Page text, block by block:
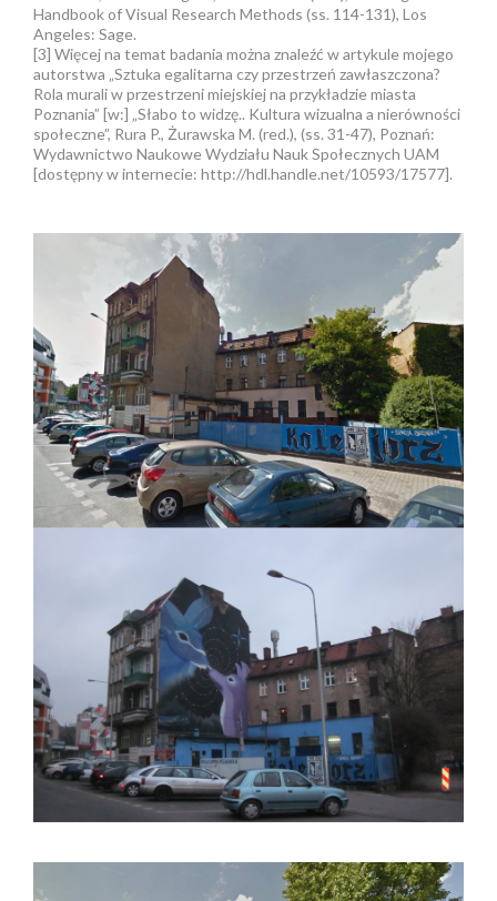
Handbook of Visual Research Methods (ss. 114-131), Los
Angeles: Sage.
[3] Więcej na temat badania można znaleźć w artykule mojego
autorstwa „Sztuka egalitarna czy przestrzeń zawłaszczona?
Rola murali w przestrzeni miejskiej na przykładzie miasta
Poznania” [w:] „Słabo to widzę.. Kultura wizualna a nierówności
społeczne”, Rura P., Żurawska M. (red.), (ss. 31-47), Poznań:
Wydawnictwo Naukowe Wydziału Nauk Społecznych UAM
[dostępny w internecie: http://hdl.handle.net/10593/17577].